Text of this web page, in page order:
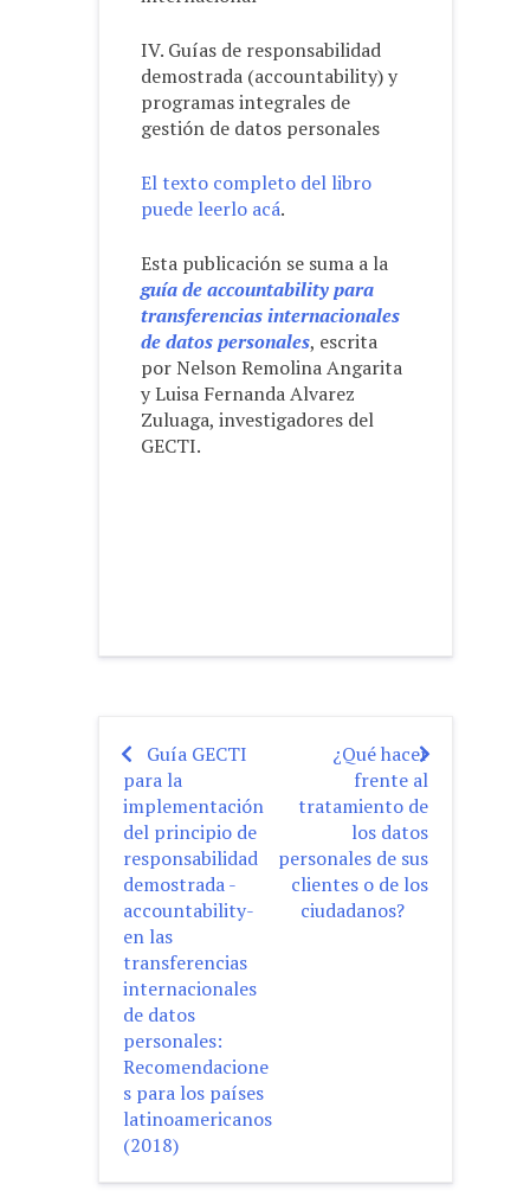
IV. Guías de responsabilidad
demostrada (accountability) y
programas integrales de
gestión de datos personales
El texto completo del libro
puede leerlo acá.
Esta publicación se suma a la
guía de accountability para
transferencias internacionales
de datos personales, escrita
por Nelson Remolina Angarita
y Luisa Fernanda Alvarez
Zuluaga, investigadores del
GECTI.
Post
navigation
Guía GECTI
para la
implementación
del principio de
responsabilidad
demostrada -
accountability-
en las
transferencias
internacionales
de datos
personales:
Recomendacione
s para los países
latinoamericanos
(2018)
¿Qué hacer
frente al
tratamiento de
los datos
personales de sus
clientes o de los
ciudadanos?